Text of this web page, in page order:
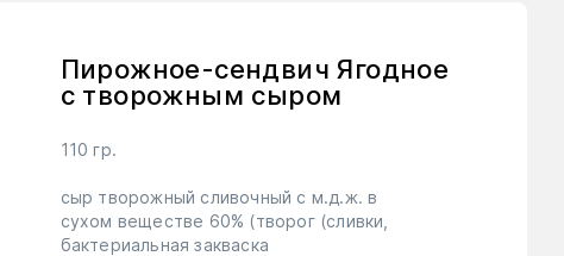
Пирожное-сендвич Ягодное
с творожным сыром
110 гр.
сыр творожный сливочный с м.д.ж. в
сухом веществе 60% (творог (сливки,
бактериальная закваска